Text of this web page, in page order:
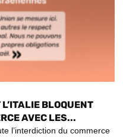
L’ITALIE BLOQUENT
AVEC LES...
l’interdiction du commerce